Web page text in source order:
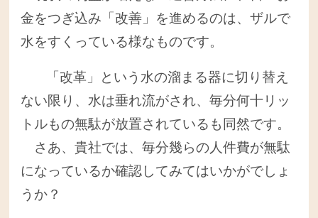
金をつぎ込み「改善」を進めるのは、ザルで
水をすくっている様なものです。
「改革」という水の溜まる器に切り替え
ない限り、水は垂れ流がされ、毎分何十リッ
トルもの無駄が放置されているも同然です。
さあ、貴社では、毎分幾らの人件費が無駄
になっているか確認してみてはいかがでしょ
うか？